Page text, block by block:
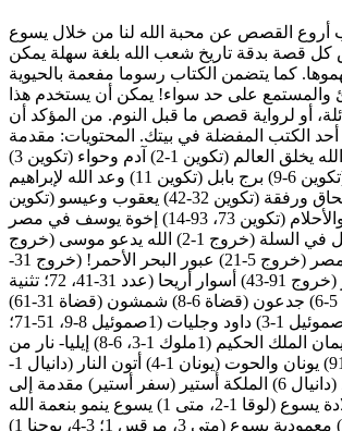
أروع القصص عن محبة الله لنا من خلال يسوع
قصة بدقة تاريخ شعب الله بلغة سهلة يمكن
كما يتضمن الكتاب رسوما مفعمة بالحيوية
والمستمع على حد سواء! يمكن أن يستخدم هذا
أو لرواية قصص ما قبل النوم. من المؤكد أن
الكتب المفضلة في بيتك. المحتويات: مقدمة
إلى العهد القديم الله يخلق العالم (تكوين 1-2) آدم وحواء (تكوين 3)
الطوفان العظيم (تكوين 6-9) برج بابل (تكوين 11) وعد الله لإبراهيم
(تكوين 11-22) إسحاق ورفقة (تكوين 32-42) يعقوب وعيسو (تكوين
52-33) يوسف والأحلام (تكوين 73، 93-14) إخوة يوسف في مصر
(تكوين 37-47) الطفل في السلة (خروج 1-2) الله يدعو موسى (خروج
2-4) الخروج من مصر (خروج 5-21) عبور البحر الأحمر! (خروج 31-
71) الوصايا العشر (خروج 91-43) أسوار أريحا (عدد 31-41، 72؛ تثنية
43؛ يشوع 1-3، 5-6) جدعون (قضاة 6-8) شمشون (قضاة 31-61)
الفتى صموئيل (1صموئيل 1-3) داود وجليات (1صموئيل 8-9، 51-71؛
مزمور 32) سليمان الملك الحكيم (1ملوك 1-3، 6-8) إيليا- نار من
السماء (1ملوك 61-91) يونان والحوت (يونان 1-4) أتون النار (دانيال 1-
3) دانيال والأسود (دانيال 6) الملكة أستير (سفر أستير) مقدمة إلى
العهد الجديد ولادة يسوع (لوقا 1-2، متى 1) يسوع ينمو بنعمة الله
(لوقا 2، متى2) معمودية يسوع (متى 3، مرقس 1؛ 3-4، يوحنا 1)